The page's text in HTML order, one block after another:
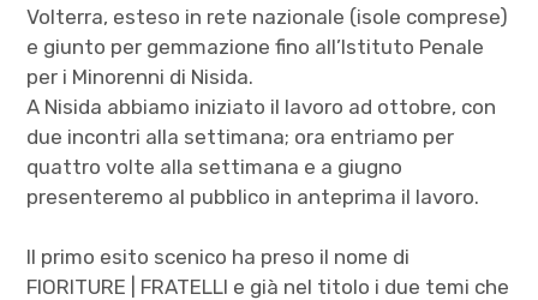
Volterra, esteso in rete nazionale (isole comprese)
e giunto per gemmazione fino all’Istituto Penale
per i Minorenni di Nisida.
A Nisida abbiamo iniziato il lavoro ad ottobre, con
due incontri alla settimana; ora entriamo per
quattro volte alla settimana e a giugno
presenteremo al pubblico in anteprima il lavoro.
Il primo esito scenico ha preso il nome di
FIORITURE | FRATELLI e già nel titolo i due temi che